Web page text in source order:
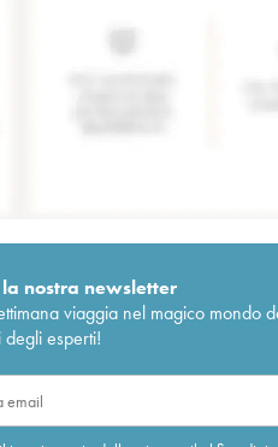
la nostra newsletter
viaggia nel magico mondo
degli esperti!